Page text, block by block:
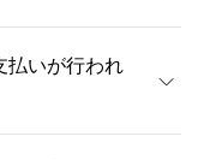
払いが行われ